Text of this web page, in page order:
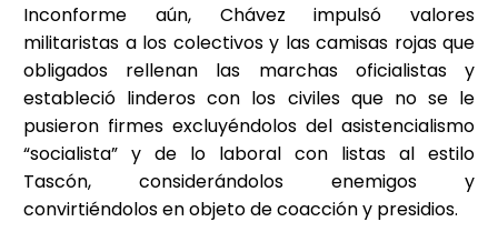
Inconforme aún, Chávez impulsó valores
militaristas a los colectivos y las camisas rojas que
obligados rellenan las marchas oficialistas y
estableció linderos con los civiles que no se le
pusieron firmes excluyéndolos del asistencialismo
“socialista” y de lo laboral con listas al estilo
Tascón, considerándolos enemigos y
convirtiéndolos en objeto de coacción y presidios.